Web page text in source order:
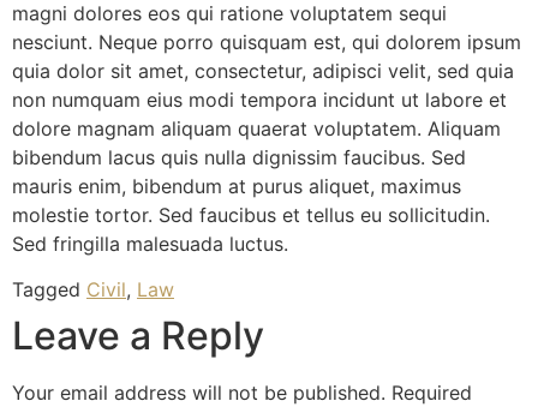
magni dolores eos qui ratione voluptatem sequi
nesciunt. Neque porro quisquam est, qui dolorem ipsum
quia dolor sit amet, consectetur, adipisci velit, sed quia
non numquam eius modi tempora incidunt ut labore et
dolore magnam aliquam quaerat voluptatem. Aliquam
bibendum lacus quis nulla dignissim faucibus. Sed
mauris enim, bibendum at purus aliquet, maximus
molestie tortor. Sed faucibus et tellus eu sollicitudin.
Sed fringilla malesuada luctus.
Tagged Civil, Law
Leave a Reply
Your email address will not be published. Required